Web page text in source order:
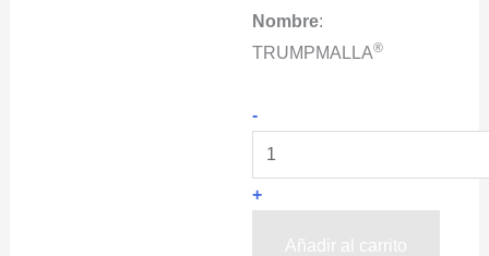
Nombre:
TRUMPMALLA®
-Mallas
De
Seguridad
TRUMPMALLA®
Naranja
+
Añadir al carrito